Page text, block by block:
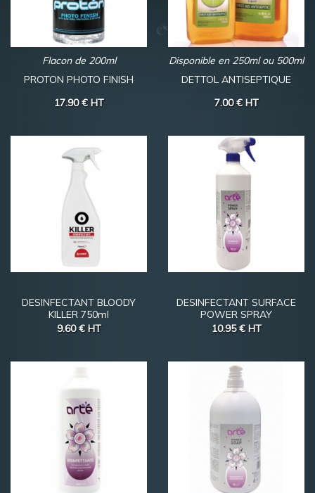
Flacon de 200ml
PROTON PHOTO FINISH
17.90 € HT
Disponible en 250ml ou 500ml
DETTOL ANTISEPTIQUE
7.00 € HT
DESINFECTANT BLOODY
KILLER 750ml
9.60 € HT
DESINFECTANT SURFACE
POWER SPRAY
10.95 € HT